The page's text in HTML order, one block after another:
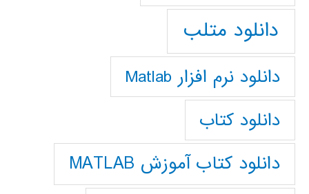
دانلود متلب
دانلود نرم افزار Matlab
دانلود کتاب
دانلود کتاب آموزش MATLAB